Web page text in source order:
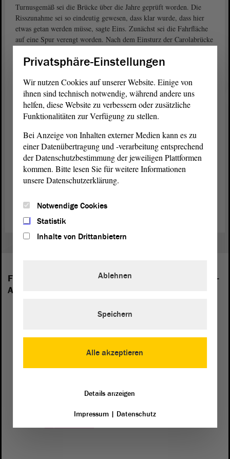
Turnusgemäß sei die Brücke über die Jahre geprüft worden. Die
Risszunahme sei so eindeutig gewesen, dass klar wurde, dass hier
etwas getan werden müsse, sagte Eins. Zunächst sei die Fahrfläche
auf eine Spur verengt worden. Nach dem Einsturz der Carolabrücke
von Brückenschäden noch sensibler geworden. Bei der letzten
Spannstahl festgestellt worden, eine komplette Sperrung sei
unumgänglich geworden, Fazit: „Das Bauwerk ist tot.“ Der
Beschluss von Abriss und Neubau sei sehr zügig gefallen.
2025 soll vor dem Neubau eine Behelfsbrücke errichtet werden.
Eins warnte nachdrücklich davor, sich im Bereich der Brücke
aufzuhalten, hier bestehe Lebensgefahr. Derzeit würden auch die
übrigen Brücken über den Magdeburger Ring geprüft, sagte
Bauexperte Eins. Auch abseits des Magdeburger Rings gebe es
aktuell von rund 388 Millionen Euro Kosten aus, so Karsten Eins.
Folgende Fraktionen sind im Landtag von Sachsen-
Anhalt vertreten:
Privatsphäre-Einstellungen
Wir nutzen Cookies auf unserer Website. Einige von
ihnen sind technisch notwendig, während andere uns
helfen, diese Website zu verbessern oder zusätzliche
Funktionalitäten zur Verfügung zu stellen.
Bei Anzeige von Inhalten externer Medien kann es zu
einer Datenübertragung und -verarbeitung entsprechend
der Datenschutzbestimmung der jeweiligen Plattformen
kommen. Bitte lesen Sie für weitere Informationen
unsere Datenschutzerklärung.
Notwendige Cookies
Statistik
Inhalte von Drittanbietern
Alle akzeptieren
Ablehnen
Speichern
Details anzeigen
Impressum| Datenschutz